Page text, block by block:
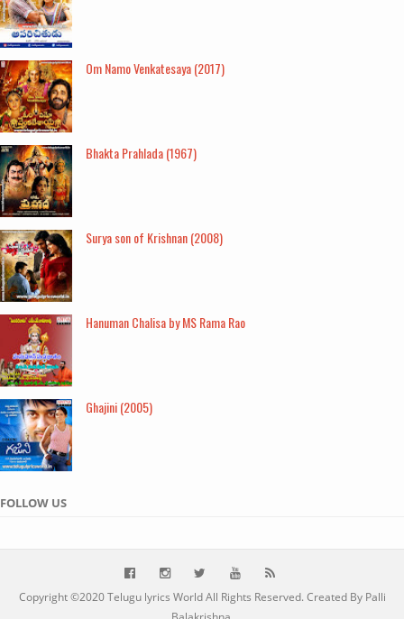
Om Namo Venkatesaya (2017)
Bhakta Prahlada (1967)
Surya son of Krishnan (2008)
Hanuman Chalisa by MS Rama Rao
Ghajini (2005)
FOLLOW US
Copyright ©2020Telugu lyrics WorldAll Rights Reserved. Created By Palli